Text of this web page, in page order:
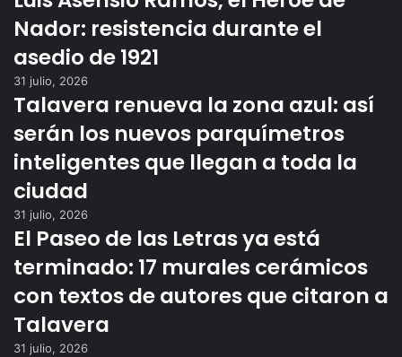
Nador: resistencia durante el
asedio de 1921
31 julio, 2026
Talavera renueva la zona azul: así
serán los nuevos parquímetros
inteligentes que llegan a toda la
ciudad
31 julio, 2026
El Paseo de las Letras ya está
terminado: 17 murales cerámicos
con textos de autores que citaron a
Talavera
31 julio, 2026